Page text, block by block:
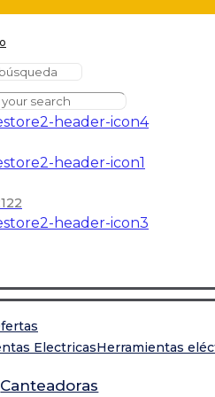
Herramientas
Canteadoras